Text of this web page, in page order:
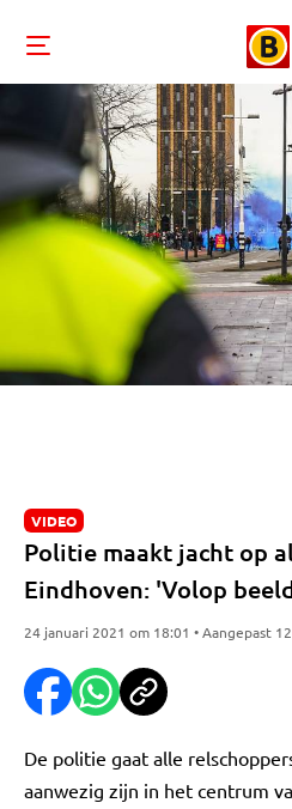
VIDEO
Politie maakt jacht op
Eindhoven: 'Volop
24 januari 2021 om 18:01 • Aangepast
De politie gaat alle
aanwezig zijn in het centrum